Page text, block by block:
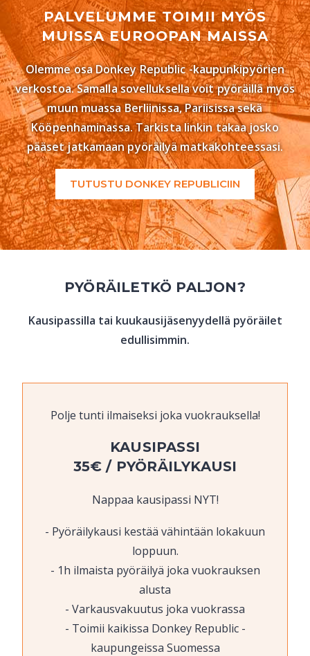
PALVELUMME TOIMII MYÖS
MUISSA EUROOPAN MAISSA
Olemme osa Donkey Republic -kaupunkipyörien
verkostoa. Samalla sovelluksella voit pyöräillä myös
muun muassa Berliinissa, Pariisissa sekä
Kööpenhaminassa. Tarkista linkin takaa josko
pääset jatkamaan pyöräilyä matkakohteessasi.
TUTUSTU DONKEY REPUBLICIIN
PYÖRÄILETKÖ PALJON?
Kausipassilla tai kuukausijäsenyydellä pyöräilet
edullisimmin.
Polje tunti ilmaiseksi joka vuokrauksella!
KAUSIPASSI
35€ / PYÖRÄILYKAUSI
Nappaa kausipassi NYT!
Pyöräilykausi kestää vähintään lokakuun
loppuun.
1h ilmaista pyöräilyä joka vuokrauksen
alusta
Varkausvakuutus joka vuokrassa
Toimii kaikissa Donkey Republic -
kaupungeissa Suomessa